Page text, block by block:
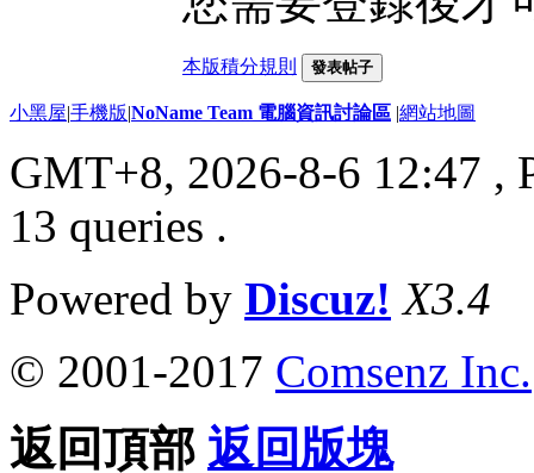
本版積分規則 發表帖子
小黑屋|手機版|NoName Team 電腦資訊討論區 |網站地圖
GMT+8, 2026-8-6 12:47 ,
13 queries .
Powered by Discuz! X3.4
© 2001-2017 Comsenz Inc.
返回頂部 返回版塊